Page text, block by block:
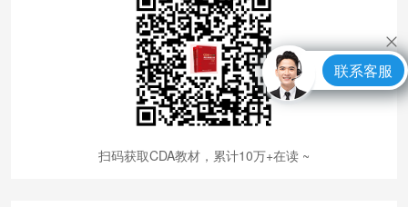
扫码获取CDA教材，累计10万+在读 ~
联系客服